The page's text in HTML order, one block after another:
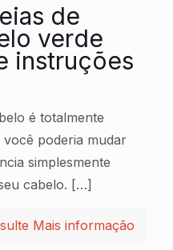
de
verde
instruções
é totalmente
você poderia mudar
simplesmente
cabelo. […]
Mais informação